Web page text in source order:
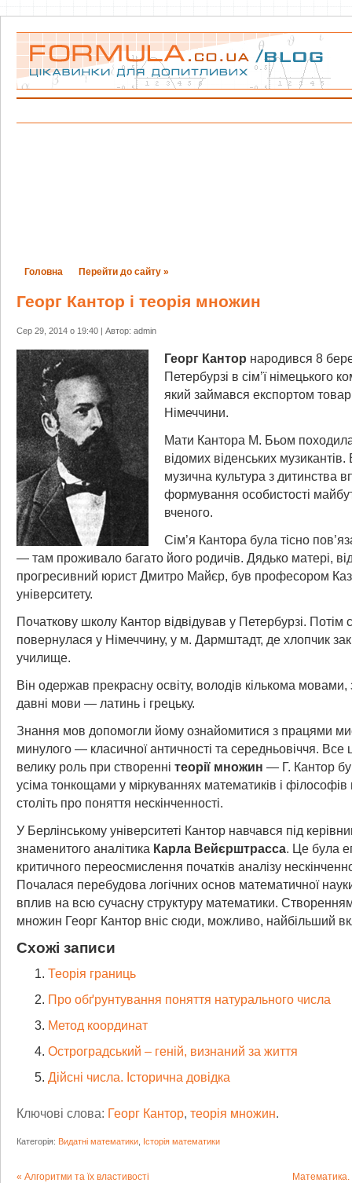
Головна Перейти до сайту »
Георг Кантор і теорія множин
Сер 29, 2014 о 19:40 | Автор: admin
Георг Кантор народився 8
Петербурзі в сім’ї німецького
який займався експортом
Німеччини.
Мати Кантора М. Бьом походила
відомих віденських
музична культура з дитинства
формування особистості
вченого.
Сім’я Кантора була тісно
— там проживало багато його родичів. Дядько матері,
прогресивний юрист Дмитро Майєр, був професором
університету.
Початкову школу Кантор відвідував у Петербурзі. Потім
повернулася у Німеччину, у м. Дармштадт, де хлопчик
училище.
Він одержав прекрасну освіту, володів кількома
давні мови — латинь і грецьку.
Знання мов допомогли йому ознайомитися з працями
минулого — класичної античності та середньовіччя. Все
велику роль при створенні теорії множин — Г. Кантор
усіма тонкощами у міркуваннях математиків і
століть про поняття нескінченності.
У Берлінському університеті Кантор навчався під
знаменитого аналітика Карла Вейєрштрасса. Це була
критичного переосмислення початків аналізу
Почалася перебудова логічних основ математичної
вплив на всю сучасну структуру математики. Створенням
множин Георг Кантор вніс сюди, можливо, найбільший
Схожі записи
Теорія границь
Про обґрунтування поняття натурального числа
Метод координат
Остроградський – геній, визнаний за життя
Дійсні числа. Історична довідка
Ключові слова: Георг Кантор, теорія множин.
Категорія: Видатні математики Історія математики
Алгоритми та їх властивості Математика.